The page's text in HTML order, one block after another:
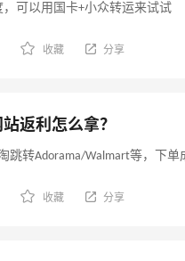
，可以用国卡+小众转运来试试
收藏 分享
返利怎么拿？
跳转Adorama/Walmart等，下单
收藏 分享
选
闪促
关注兰蔻、雅诗兰黛等 每日更新
3天8小时